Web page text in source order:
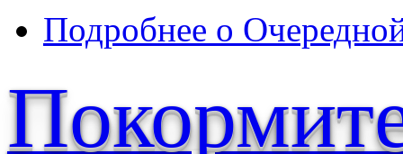
Подробнее о